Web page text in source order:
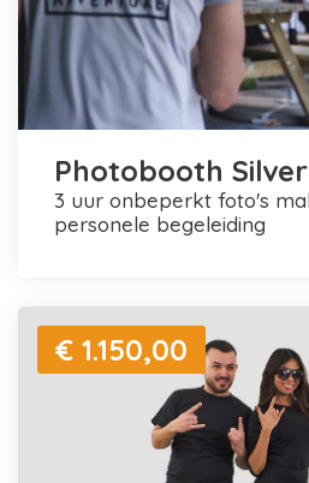
Photobooth Silver
3 uur onbeperkt foto's maken en printen +
personele begeleiding
€ 1.150,00